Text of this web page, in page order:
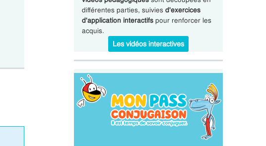
différentes parties, suivies d'exercices
d'application interactifspour renforcer les
acquis.
Les vidéos interactives